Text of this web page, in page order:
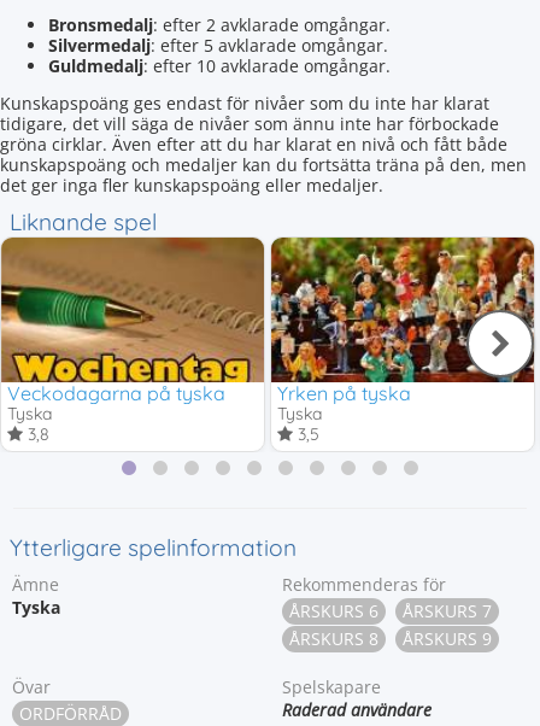
Bronsmedalj: efter 2 avklarade omgångar.
Silvermedalj: efter 5 avklarade omgångar.
Guldmedalj: efter 10 avklarade omgångar.
Kunskapspoäng ges endast för nivåer som du inte har klarat
tidigare, det vill säga de nivåer som ännu inte har förbockade
gröna cirklar. Även efter att du har klarat en nivå och fått både
kunskapspoäng och medaljer kan du fortsätta träna på den, men
det ger inga fler kunskapspoäng eller medaljer.
Liknande spel
Veckodagarna på tyska
Tyska
3,8
Yrken på tyska
Tyska
3,5
Ytterligare spelinformation
Ämne
Tyska
Rekommenderas för
ÅRSKURS 6
ÅRSKURS 7
ÅRSKURS 8
ÅRSKURS 9
Övar
ORDFÖRRÅD
Spelskapare
Raderad användare